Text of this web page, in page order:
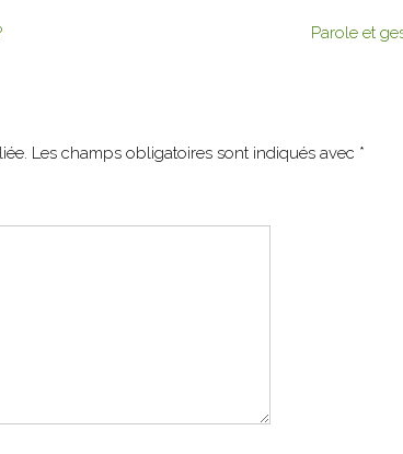
Parole et
Les champs obligatoires sont indiqués avec *